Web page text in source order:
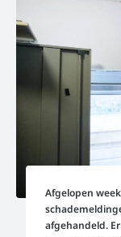
Afgelopen
afgehandeld.